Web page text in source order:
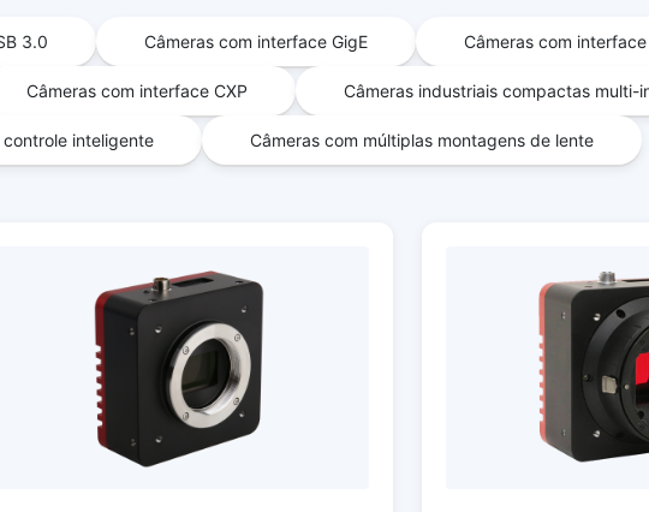
3.0 Câmeras com interface GigE Câmeras com interface
Câmeras com interface CXP Câmeras industriais compactas multi-
inteligente Câmeras com múltiplas montagens de lente